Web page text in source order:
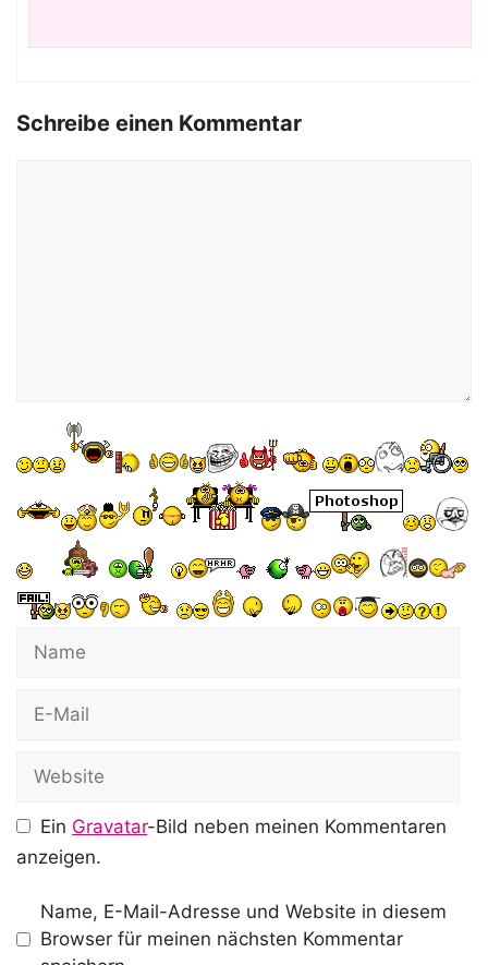
Schreibe einen Kommentar
Mail
Ein Gravatar-Bild neben meinen Kommentaren
anzeigen.
Name, E-Mail-Adresse und Website in diesem
Browser für meinen nächsten Kommentar